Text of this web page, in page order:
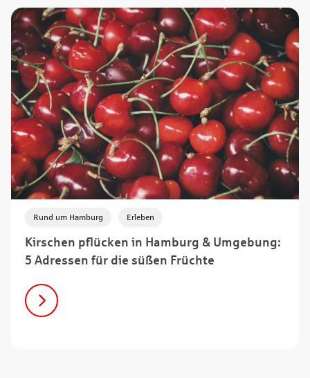
Kirschen pflücken in Hamburg & Umgebung:
5 Adressen für die süßen Früchte
Rund um Hamburg Erleben